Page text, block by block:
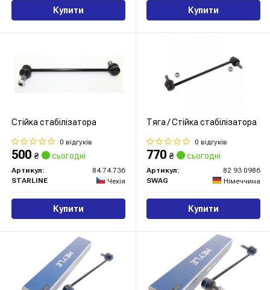
Купити Купити
Стійка стабілізатора
0 відгуків
500 ₴ сьогодні
Артикул:
84.74.736
STARLINE
Чехія
Купити
Тяга / Стійка стабілізатора
0 відгуків
770 ₴ сьогодні
Артикул:
82 93 0986
SWAG
Німеччина
Купити